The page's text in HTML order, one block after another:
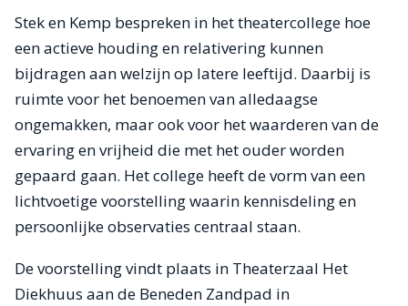
Stek en Kemp bespreken in het theatercollege hoe
een actieve houding en relativering kunnen
bijdragen aan welzijn op latere leeftijd. Daarbij is
ruimte voor het benoemen van alledaagse
ongemakken, maar ook voor het waarderen van de
ervaring en vrijheid die met het ouder worden
gepaard gaan. Het college heeft de vorm van een
lichtvoetige voorstelling waarin kennisdeling en
persoonlijke observaties centraal staan.
De voorstelling vindt plaats in Theaterzaal Het
Diekhuus aan de Beneden Zandpad in